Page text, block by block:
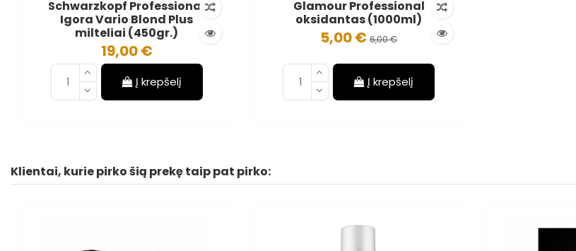
Schwarzkopf Professional
Igora Vario Blond Plus
milteliai (450gr.)
19,00 €
Į krepšelį
Glamour Professional
oksidantas (1000ml)
5,00 €6,00 €
Į krepšelį
Klientai, kurie pirko šią prekę taip pat pirko: